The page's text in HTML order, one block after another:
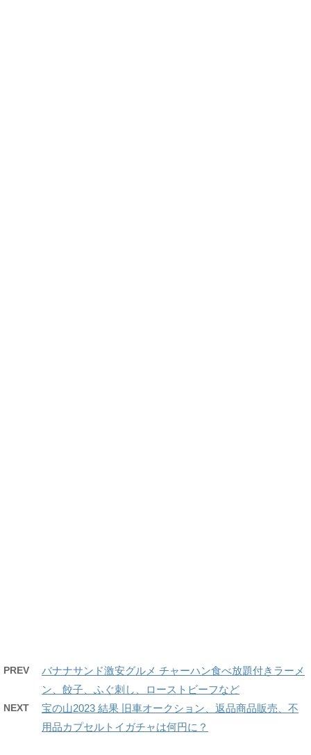
PREV
バナナサンド激安グルメ チャーハン食べ放題付きラーメ
ン、餃子、ふぐ刺し、ローストビーフなど
NEXT
宝の山2023 結果 旧車オークション、返品商品販売、不
用品カプセルトイガチャは何円に？